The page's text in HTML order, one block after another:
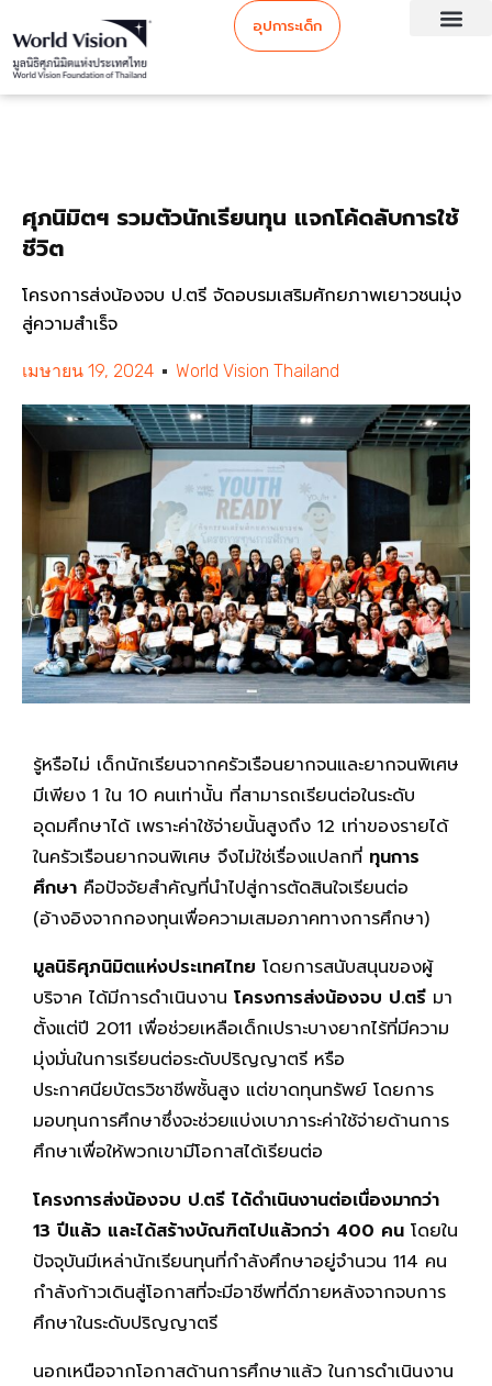
อุปการะเด็ก
ศุภนิมิตฯ รวมตัวนักเรียนทุน แจกโค้ดลับการใช้
ชีวิต
โครงการส่งน้องจบ ป.ตรี จัดอบรมเสริมศักยภาพเยาวชนมุ่ง
สู่ความสำเร็จ
เมษายน 19, 2024 World Vision Thailand
รู้หรือไม่ เด็กนักเรียนจากครัวเรือนยากจนและยากจนพิเศษ
มีเพียง 1 ใน 10 คนเท่านั้น ที่สามารถเรียนต่อในระดับ
อุดมศึกษาได้ เพราะค่าใช้จ่ายนั้นสูงถึง 12 เท่าของรายได้
ในครัวเรือนยากจนพิเศษ จึงไม่ใช่เรื่องแปลกที่ ทุนการ
ศึกษา คือปัจจัยสำคัญที่นำไปสู่การตัดสินใจเรียนต่อ
(อ้างอิงจากกองทุนเพื่อความเสมอภาคทางการศึกษา)
มูลนิธิศุภนิมิตแห่งประเทศไทย โดยการสนับสนุนของผู้
บริจาค ได้มีการดำเนินงาน โครงการส่งน้องจบ ป.ตรี มา
ตั้งแต่ปี 2011 เพื่อช่วยเหลือเด็กเปราะบางยากไร้ที่มีความ
มุ่งมั่นในการเรียนต่อระดับปริญญาตรี หรือ
ประกาศนียบัตรวิชาชีพชั้นสูง แต่ขาดทุนทรัพย์ โดยการ
มอบทุนการศึกษาซึ่งจะช่วยแบ่งเบาภาระค่าใช้จ่ายด้านการ
ศึกษาเพื่อให้พวกเขามีโอกาสได้เรียนต่อ
โครงการส่งน้องจบ ป.ตรี ได้ดำเนินงานต่อเนื่องมากว่า
13 ปีแล้ว และได้สร้างบัณฑิตไปแล้วกว่า 400 คน โดยใน
ปัจจุบันมีเหล่านักเรียนทุนที่กำลังศึกษาอยู่จำนวน 114 คน
กำลังก้าวเดินสู่โอกาสที่จะมีอาชีพที่ดีภายหลังจากจบการ
ศึกษาในระดับปริญญาตรี
นอกเหนือจากโอกาสด้านการศึกษาแล้ว ในการดำเนินงาน